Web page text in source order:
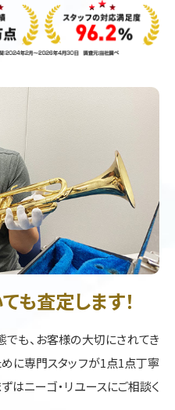
も査定します！
も、お客様の大切にされてき
に専門スタッフが1点1点丁寧
はニーゴ・リユースにご相談く